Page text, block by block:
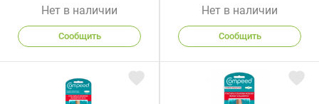
Нет в наличии
Сообщить
Нет в наличии
Сообщить